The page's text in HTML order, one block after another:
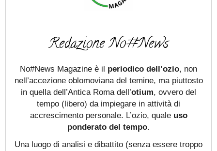
Redazione No#News
No#News Magazine è il periodico dell’ozio, non
nell’accezione oblomoviana del temine, ma piuttosto
in quella dell’Antica Roma dell’otium, ovvero del
tempo (libero) da impiegare in attività di
accrescimento personale. L’ozio, quale uso
ponderato del tempo.
Una luogo di analisi e dibattito (senza essere troppo